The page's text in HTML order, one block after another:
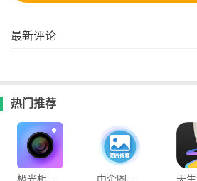
最新评论
热门推荐